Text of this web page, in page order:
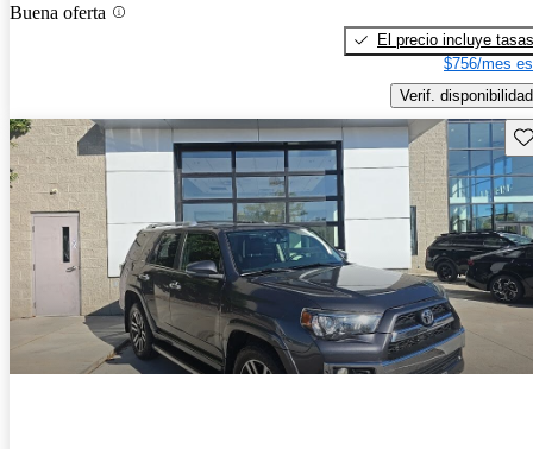
Buena oferta
El precio incluye tasas
$756/mes
Verif. disponibilidad